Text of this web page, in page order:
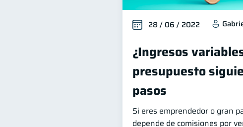
28 / 06 / 2022
¿Ingresos
presupuesto
pasos
Si eres emprendedor o gran
depende de comisiones por